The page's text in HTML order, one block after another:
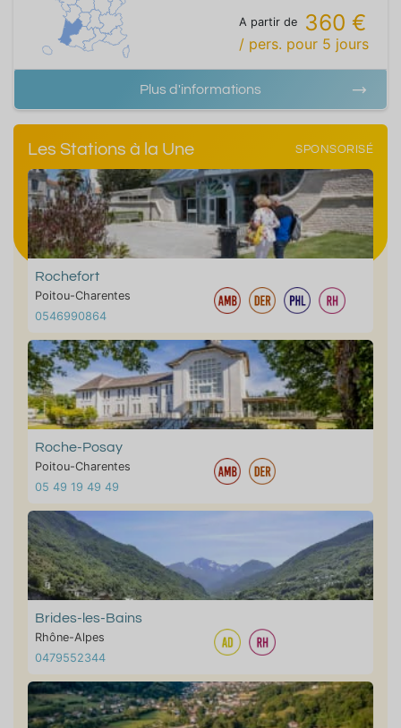
A partir de 360 €
/ pers. pour 5 jours
Plus d'informations
Les Stations à la Une SPONSORISÉ
Rochefort
Poitou-Charentes
0546990864
Roche-Posay
Poitou-Charentes
05 49 19 49 49
Brides-les-Bains
Rhône-Alpes
0479552344